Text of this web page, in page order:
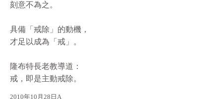
刻意不為之。
具備「戒除」的動機，
才足以成為「戒」。
隆布特長老教導道：
戒，即是主動戒除。
2010年10月28日A